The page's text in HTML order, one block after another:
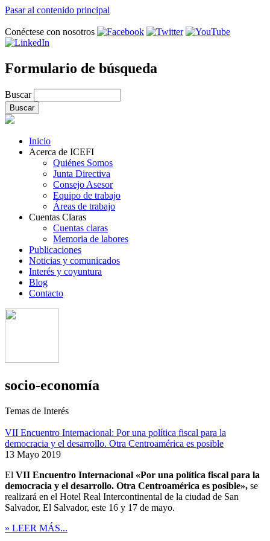
Pasar al contenido principal
Conéctese con nosotros
Formulario de búsqueda
Buscar
Inicio
Acerca de ICEFI
Quiénes Somos
Junta Directiva
Consejo Asesor
Equipo de trabajo
Áreas de trabajo
Cuentas Claras
Cuentas claras
Memoria de labores
Publicaciones
Noticias y comunicados
Interés y coyuntura
Blog
Contacto
socio-economía
Temas de Interés
VII Encuentro Internacional: Por una política fiscal para la
democracia y el desarrollo. Otra Centroamérica es posible
13 Mayo 2019
El VII Encuentro Internacional «Por una política fiscal para la
democracia y el desarrollo. Otra Centroamérica es posible», se
realizará en el Hotel Real Intercontinental de la ciudad de San
Salvador, El Salvador, este 16 y 17 de mayo.
» LEER MÁS...